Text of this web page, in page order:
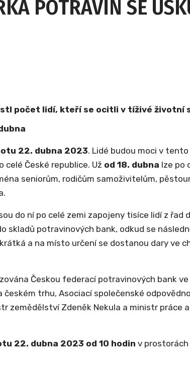
POTRAVIN SE
počet lidí, kteří se ocitli v tíživé životní
22. dubna 2023. Lidé budou moci v tento
České republice. Už od 18. dubna lze po
seniorům, rodičům samoživitelům,
do ní po celé zemi zapojeny tisíce lidí z řad
skladů potravinových bank, odkud se
a na místo určení se dostanou dary ve
Českou federací potravinových bank
trhu, Asociací společenské
zemědělství Zdeněk Nekula a ministr práce
22. dubna 2023 od 10 hodin v prostorách